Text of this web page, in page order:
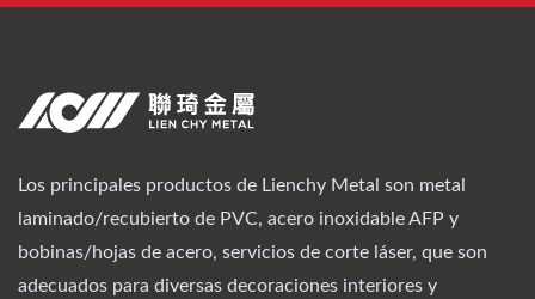
Los principales productos de Lienchy Metal son metal
laminado/recubierto de PVC, acero inoxidable AFP y
bobinas/hojas de acero, servicios de corte láser, que son
adecuados para diversas decoraciones interiores y